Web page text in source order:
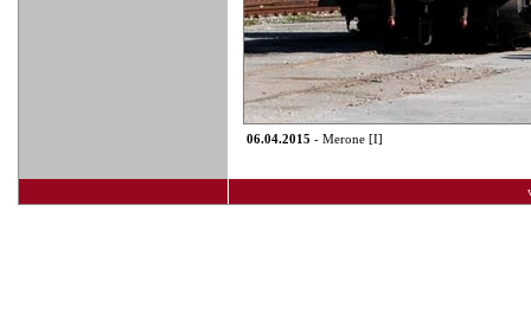
06.04.2015 - Merone [I]